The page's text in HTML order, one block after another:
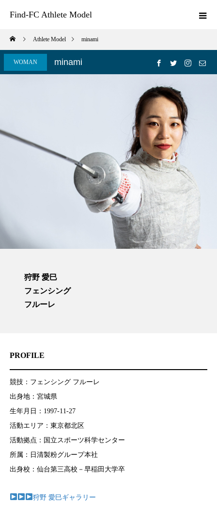
Find-FC Athlete Model
Athlete Model minami
WOMAN minami
狩野 愛巳
フェンシング
フルーレ
PROFILE
競技：フェンシング フルーレ
出身地：宮城県
生年月日：1997-11-27
活動エリア：東京都北区
活動拠点：国立スポーツ科学センター
所属：日清製粉グループ本社
出身校：仙台第三高校－早稲田大学卒
狩野 愛巳ギャラリー